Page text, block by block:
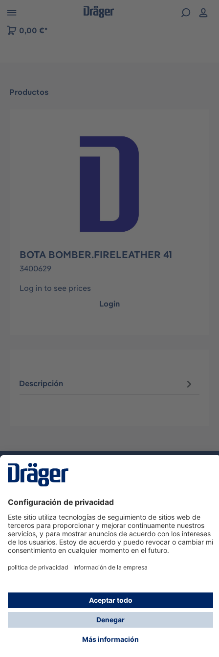
to B2B platform navigation
0,00 €*
Productos
Omitir galería de imágenes
BOTA BOMBER.FIRELEATHER 41
3400629
Log in to see prices
Login
Descripción
Servicio de atención al cliente de Dräger
Ayuda
Información
© Dräger Hispania S.A.U., 2024
*Todos los precios no incluyen IVA y posibles gastos
de envío, salvo que indique lo contrario